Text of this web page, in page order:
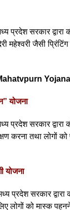
प्रदेश सरकार द्वारा
महेश्वरी जैसी प्रिंटिंग
योजना
प्रदेश सरकार
करना तथा लोगों को
योजना
प्रदेश सरकार
लोगों को मास्क